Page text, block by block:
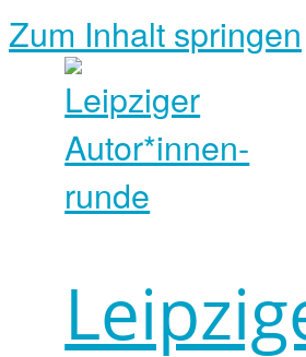
Zum Inhalt springen